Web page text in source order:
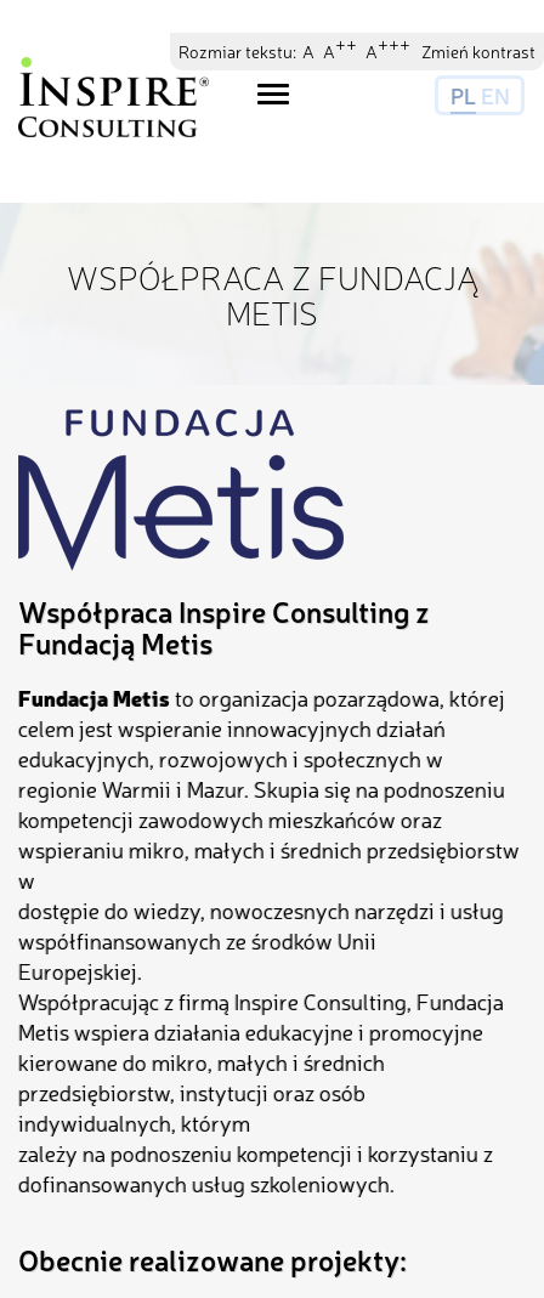
Rozmiar tekstu: A A++ A+++ Zmień kontrast
Toggle
PL EN
WSPÓŁPRACA Z FUNDACJĄ
METIS
Współpraca Inspire Consulting z
Fundacją Metis
Fundacja Metis to organizacja pozarządowa, której
celem jest wspieranie innowacyjnych działań
edukacyjnych, rozwojowych i społecznych w
regionie Warmii i Mazur. Skupia się na podnoszeniu
kompetencji zawodowych mieszkańców oraz
wspieraniu mikro, małych i średnich przedsiębiorstw
w
dostępie do wiedzy, nowoczesnych narzędzi i usług
współfinansowanych ze środków Unii
Europejskiej.
Współpracując z firmą Inspire Consulting, Fundacja
Metis wspiera działania edukacyjne i promocyjne
kierowane do mikro, małych i średnich
przedsiębiorstw, instytucji oraz osób
indywidualnych, którym
zależy na podnoszeniu kompetencji i korzystaniu z
dofinansowanych usług szkoleniowych.
Obecnie realizowane projekty: